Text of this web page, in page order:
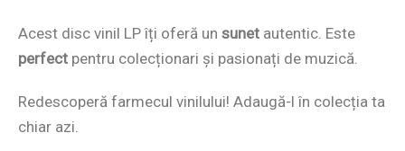
Acest disc vinil LP îți oferă un sunet autentic. Este
perfect pentru colecționari și pasionați de muzică.
Redescoperă farmecul vinilului! Adaugă-l în colecția ta
chiar azi.